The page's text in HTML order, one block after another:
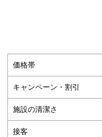
価格帯
キャンペーン・割引
施設の清潔さ
接客